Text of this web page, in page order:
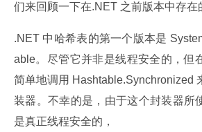
们来回顾一下在.NET 之前版本中存在
.NET 中哈希表的第一个版本是
able。尽管它并非是线程安全的，但
简单地调用 Hashtable.Synchronized
装器。不幸的是，由于这个封装器所
是真正线程安全的，